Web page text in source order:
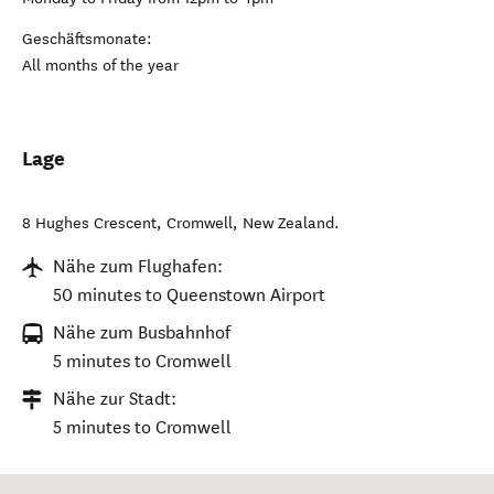
Geschäftsmonate:
All months of the year
Lage
8 Hughes Crescent, Cromwell, New Zealand.
Nähe zum Flughafen:
50 minutes to Queenstown Airport
Nähe zum Busbahnhof
5 minutes to Cromwell
Nähe zur Stadt:
5 minutes to Cromwell